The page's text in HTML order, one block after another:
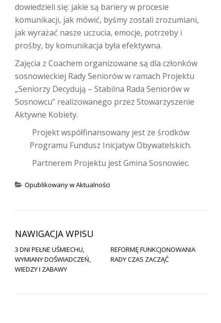
dowiedzieli się: jakie są bariery w procesie
komunikacji, jak mówić, byśmy zostali zrozumiani,
jak wyrażać nasze uczucia, emocje, potrzeby i
prośby, by komunikacja była efektywna.
Zajęcia z Coachem organizowane są dla członków
sosnowieckiej Rady Seniorów w ramach Projektu
„Seniorzy Decydują – Stabilna Rada Seniorów w
Sosnowcu” realizowanego przez Stowarzyszenie
Aktywne Kobiety.
Projekt współfinansowany jest ze środków
Programu Fundusz Inicjatyw Obywatelskich.
Partnerem Projektu jest Gmina Sosnowiec.
Opublikowany wAktualności
NAWIGACJA WPISU
3 DNI PEŁNE UŚMIECHU,
WYMIANY DOŚWIADCZEŃ,
WIEDZY I ZABAWY
REFORMĘ FUNKCJONOWANIA
RADY CZAS ZACZĄĆ